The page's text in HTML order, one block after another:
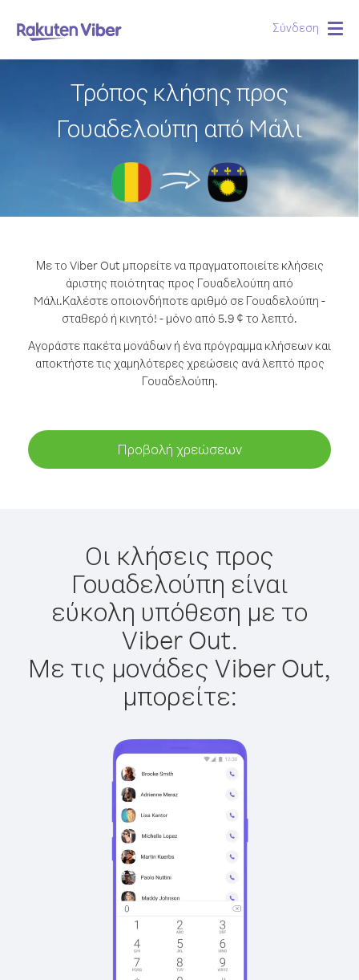
Σύνδεση
Τρόπος κλήσης προς
Γουαδελούπη από Mάλι
Με το Viber Out μπορείτε να πραγματοποιείτε κλήσεις
άριστης ποιότητας προς Γουαδελούπη από
Mάλι.Καλέστε οποιονδήποτε αριθμό σε Γουαδελούπη -
σταθερό ή κινητό! - μόνο από 5.9 ¢ το λεπτό.
Αγοράστε πακέτα μονάδων ή ένα πρόγραμμα κλήσεων και
αποκτήστε τις χαμηλότερες χρεώσεις ανά λεπτό προς
Γουαδελούπη.
Προβολή χρεώσεων
Οι κλήσεις προς
Γουαδελούπη είναι
εύκολη υπόθεση με το
Viber Out.
Με τις μονάδες Viber Out,
μπορείτε: